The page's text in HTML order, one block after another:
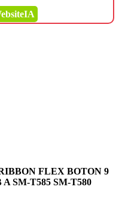
FLEX BOTON 9
SM-T585 SM-T580